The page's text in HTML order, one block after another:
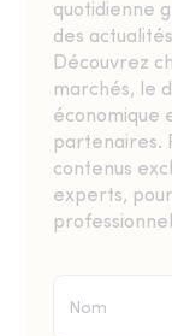
quotidienne
des
Découvrez
marchés, le
économique
partenaires.
contenus
experts,